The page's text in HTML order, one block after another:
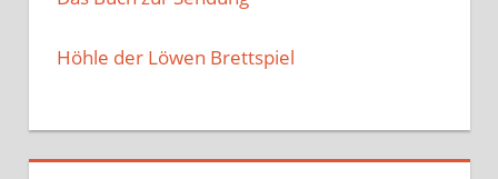
Höhle der Löwen Brettspiel